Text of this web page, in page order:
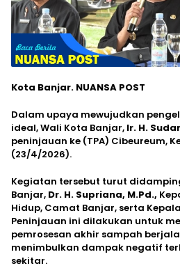
Kota Banjar. NUANSA POST
Dalam upaya mewujudkan
ideal, Wali Kota Banjar, Ir. H.
peninjauan ke (TPA) Cibeureum,
(23/4/2026).
Kegiatan tersebut turut
Banjar, Dr. H. Supriana, M.Pd.,
Hidup, Camat Banjar, serta
Peninjauan ini dilakukan untuk
pemrosesan akhir sampah
menimbulkan dampak negatif
sekitar.